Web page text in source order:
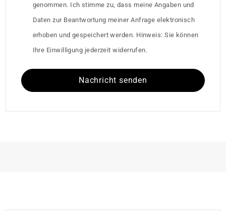
genommen. Ich stimme zu, dass meine Angaben und
Daten zur Beantwortung meiner Anfrage elektronisch
erhoben und gespeichert werden. Hinweis: Sie können
Ihre Einwilligung jederzeit widerrufen.
Nachricht senden